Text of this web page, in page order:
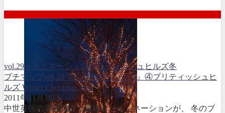
vol.29イルミネーションブリティッシュヒルズ冬
プチマップvol.29『イルミネーション』④ブリティッシュヒ
ルズ Winter Christmas Tree
2011年11月19日
中世英国の雰囲気漂う建物とイルミネーションが、 冬のブ